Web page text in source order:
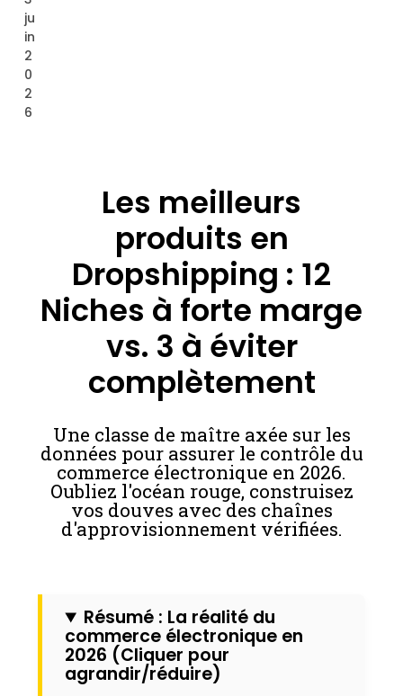
ju
in
2
0
2
6
Les meilleurs
produits en
Dropshipping : 12
Niches à forte marge
vs. 3 à éviter
complètement
Une classe de maître axée sur les
données pour assurer le contrôle du
commerce électronique en 2026.
Oubliez l'océan rouge, construisez
vos douves avec des chaînes
d'approvisionnement vérifiées.
Résumé : La réalité du
commerce électronique en
2026 (Cliquer pour
agrandir/réduire)